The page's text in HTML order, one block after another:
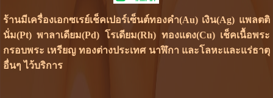
ร้านมีเครื่องเอกซเรย์เช็คเปอร์เซ็นต์ทองคำ(Au) เงิน(Ag) แพลตติ
นั่ม(Pt) พาลาเดียม(Pd) โรเดียม(Rh) ทองแดง(Cu) เช็คเนื้อพระ
กรอบพระ เหรียญ ทองต่างประเทศ นาฬิกา และโลหะและแร่ธาตุ
อื่นๆ ไว้บริการ